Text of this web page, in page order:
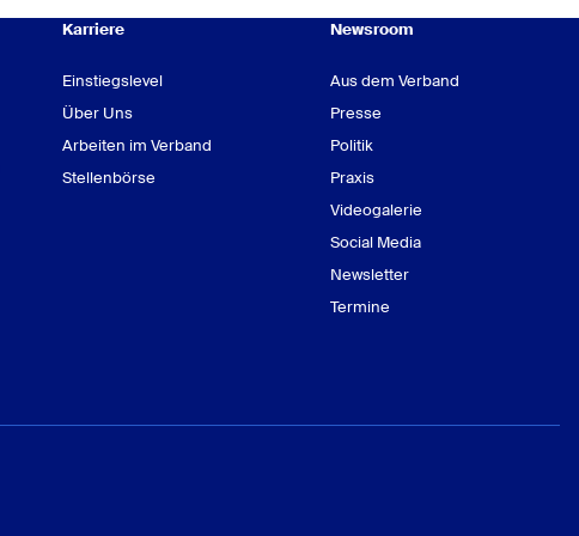
0211 16091-4635
Stefanie Herfort
Beraterin/Mediatorin
Schülergenossenschaften
Karriere
Einstiegslevel
Über Uns
Arbeiten im Verband
Stellenbörse
Newsroom
Aus dem Verband
Presse
Politik
Praxis
Videogalerie
Social Media
Newsletter
Termine